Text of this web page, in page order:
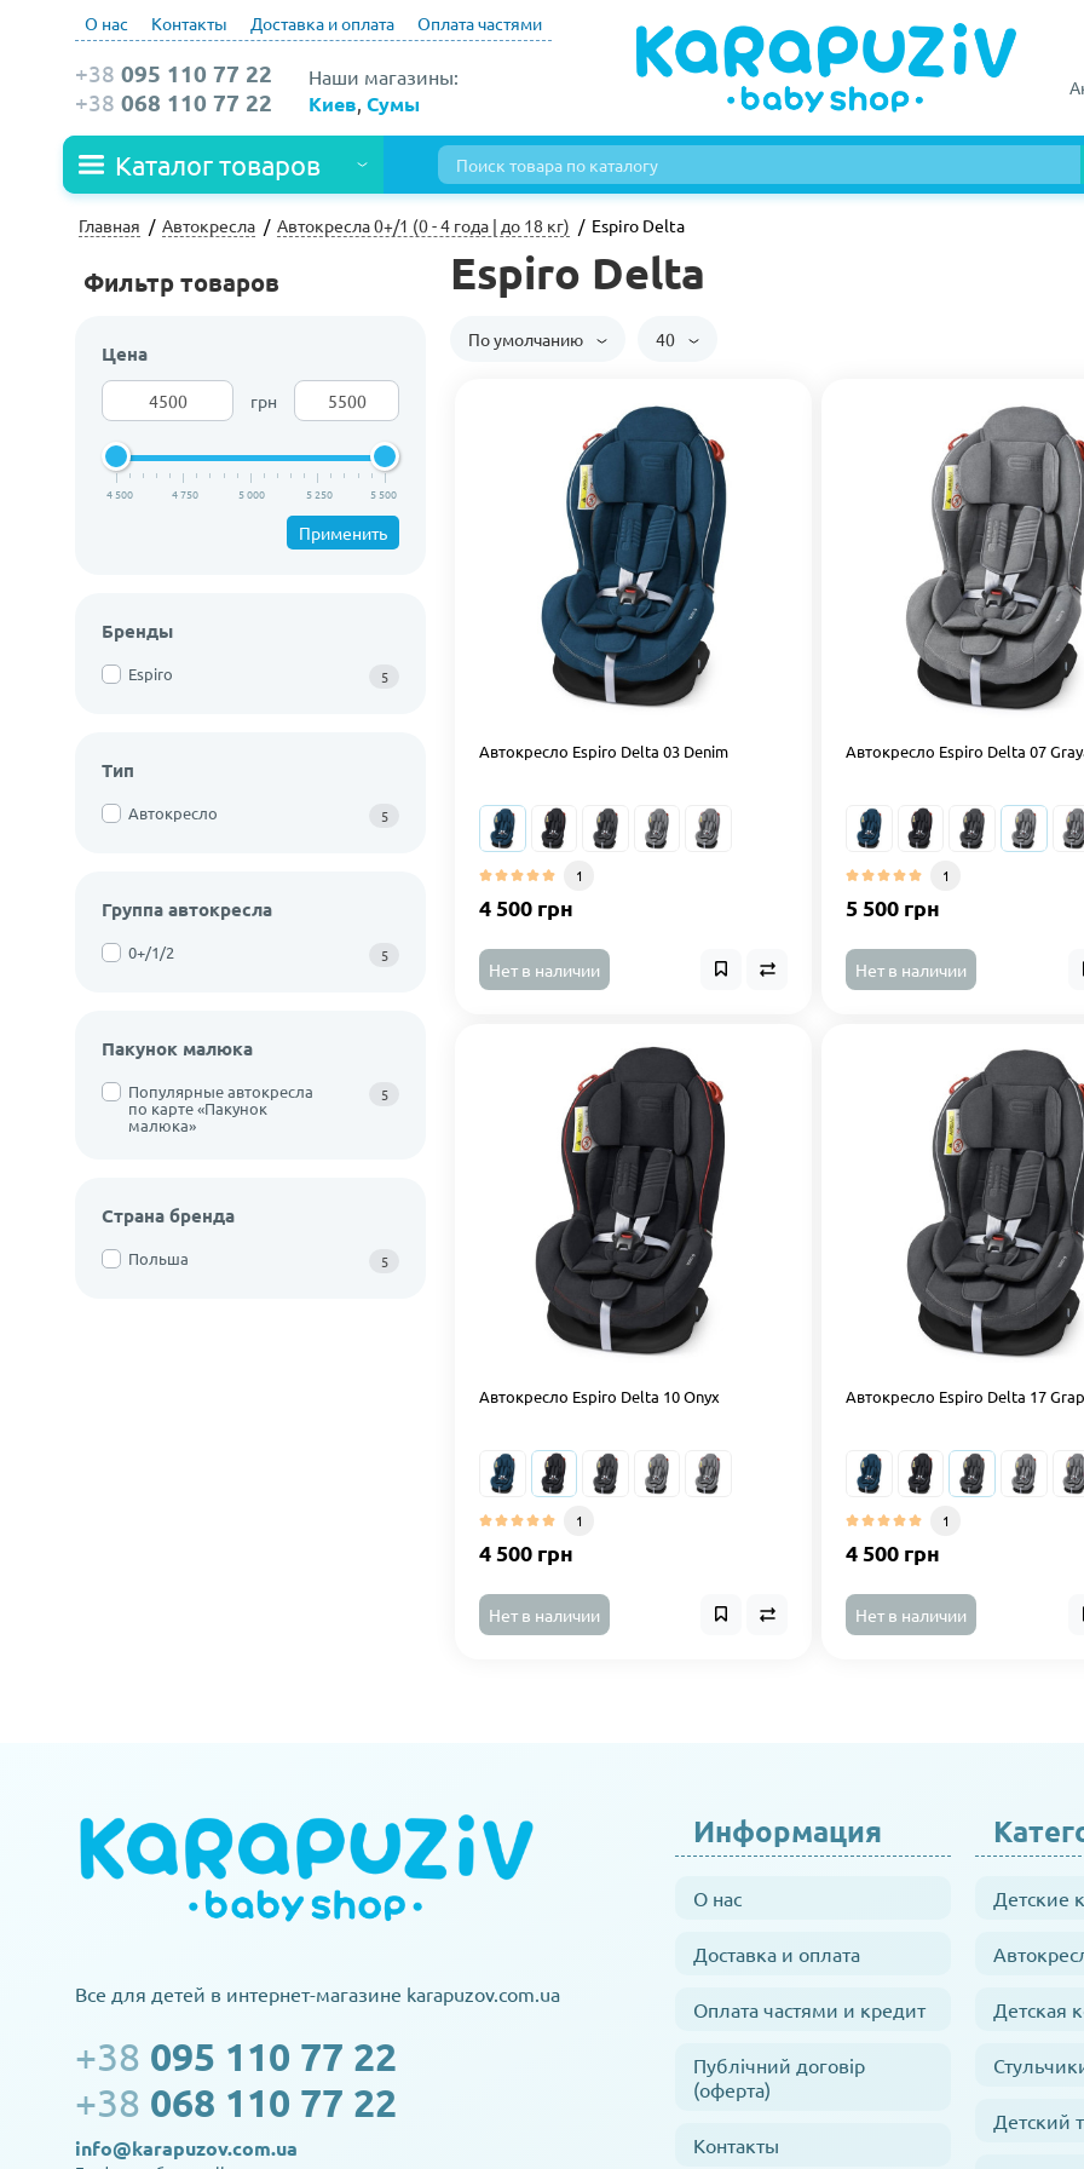
О нас Контакты Доставка и оплата Оплата частями
Наши магазины:
Киев Сумы
+38 095 110 77 22
+38 068 110 77 22
Каталог товаров
Главная Автокресла Автокресла 0+/1 (0 - 4 года | до 18 кг) Espiro Delta
Фильтр товаров
Цена
грн
4 500 4 750 5 000 5 250 5 500
Применить
Бренды
Espiro 5
Тип
Автокресло 5
Группа автокресла
0+/1/2 5
Пакунок малюка
Популярные автокресла
по карте «Пакунок
малюка»
5
Страна бренда
Польша 5
Espiro Delta
По умолчанию 40
Автокресло Espiro Delta 03 Denim
1
4 500 грн
Нет в наличии
Автокресло Espiro Delta 07
1
5 500 грн
Нет в наличии
Автокресло Espiro Delta 10 Onyx
1
4 500 грн
Нет в наличии
Автокресло Espiro Delta 17
1
4 500 грн
Нет в наличии
Все для детей в интернет-магазине karapuzov.com.ua
+38 095 110 77 22
+38 068 110 77 22
info@karapuzov.com.ua
Информация
О нас
Доставка и оплата
Оплата частями и кредит
Публічний договір
(оферта)
Контакты
Детские
Детская
Детский